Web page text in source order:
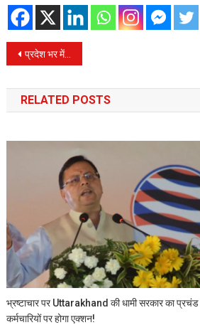
Post
navigation
प्रदेश भर में जमीनों की रजिस्ट्री होगी पेपरलेस, मंत्रिमंडल की मुहर लगने की देर
RELATED POSTS
भ्रष्टाचार पर Uttarakhand की धामी सरकार का
कर्मचारियों पर होगा एक्‍शन!